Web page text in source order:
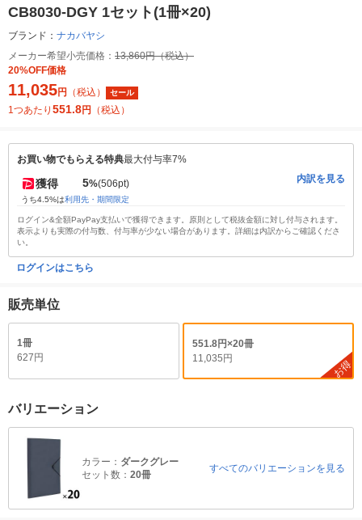
CB8030-DGY 1セット(1冊×20)
ブランド： ナカバヤシ
メーカー希望小売価格： 13,860円（税込）
20%OFF価格
11,035円 （税込） セール
1つあたり 551.8円 （税込）
お買い物でもらえる特典最大付与率7%
獲得 5%(506pt)
うち4.5%は利用先・期間限定
内訳を見る
ログイン&全額PayPay支払いで獲得できます。原則として税抜金額に対し付与されます。
表示よりも実際の付与数、付与率が少ない場合があります。詳細は内訳からご確認くださ
い。
ログインはこちら
販売単位
1冊
627円
551.8円×20冊
11,035円
お得
バリエーション
カラー： ダークグレー
セット数： 20冊
すべてのバリエーションを見る